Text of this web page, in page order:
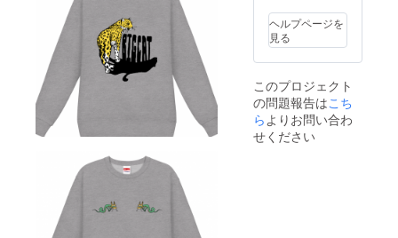
ヘルプページを
見る
このプロジェクト
の問題報告はこち
らよりお問い合わ
せください